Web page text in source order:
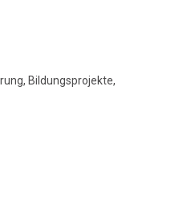
Bildungsprojekte,